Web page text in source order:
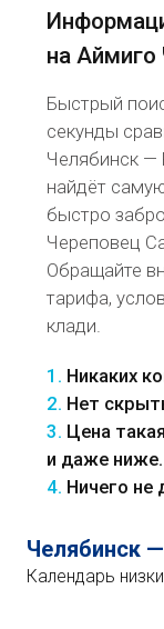
на Аймиго
Быстрый
секунды
Челябинск —
найдёт
быстро
Череповец
Обращайте
тарифа,
клади.
1. Никаких
2. Нет
3. Цена
и даже ниже.
4. Ничего не
Челябинск
Календарь